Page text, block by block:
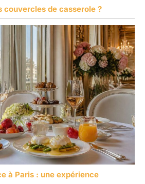
couvercles de casserole ?
à Paris : une expérience